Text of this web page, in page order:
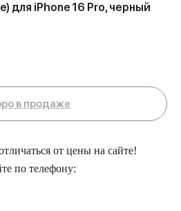
для iPhone 16 Pro, черный
от цены на сайте!
по телефону: